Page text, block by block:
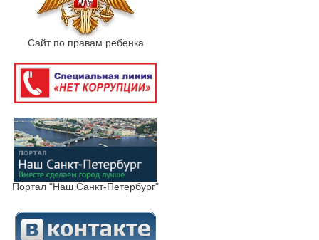
Сайт по правам ребенка
Портал "Наш Санкт-Петербург"